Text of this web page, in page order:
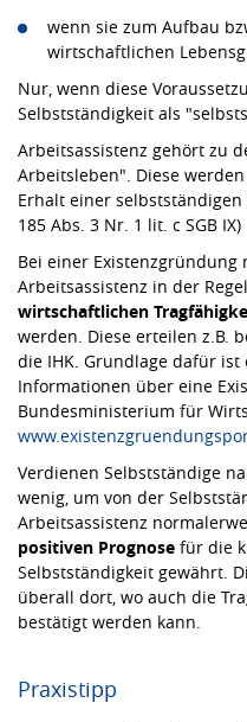
wenn sie zum Aufbau
wirtschaftlichen
Nur, wenn diese
Selbstständigkeit als
Arbeitsassistenz gehört zu
Arbeitsleben". Diese
Erhalt einer
185 Abs. 3 Nr. 1 lit. c SGB IX)
Bei einer
Arbeitsassistenz in der
wirtschaftlichen
werden. Diese erteilen z.B.
die IHK. Grundlage dafür ist
Informationen über eine
Bundesministerium für
Verdienen Selbstständige
wenig, um von der
Arbeitsassistenz
positiven Prognose für die
Selbstständigkeit gewährt.
überall dort, wo auch die
bestätigt werden kann.
Praxistipp